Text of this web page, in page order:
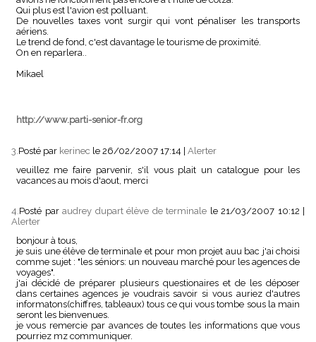
Qui plus est l'avion est polluant.
De nouvelles taxes vont surgir qui vont pénaliser les transports
aériens.
Le trend de fond, c'est davantage le tourisme de proximité.
On en reparlera..
Mikael
http://www.parti-senior-fr.org
3. Posté par kerinec le 26/02/2007 17:14
Alerter
veuillez me faire parvenir, s'il vous plait un catalogue pour les
vacances au mois d'aout, merci
4.Posté par audrey dupart élève de terminale le 21/03/2007 10:12
Alerter
bonjour à tous,
je suis une élève de terminale et pour mon projet auu bac j'ai choisi
comme sujet : "les séniors: un nouveau marché pour les agences de
voyages".
j'ai décidé de préparer plusieurs questionaires et de les déposer
dans certaines agences je voudrais savoir si vous auriez d'autres
informatons(chiffres, tableaux) tous ce qui vous tombe sous la main
seront les bienvenues.
je vous remercie par avances de toutes les informations que vous
pourriez mz communiquer.